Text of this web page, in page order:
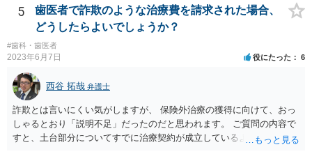
ながら実際には、妊娠・出産をしたら退職する慣行の事業者はありま
す。 しかし、このような慣行となっていること自体が、均等法９条１
項に違反します。 均等法違反は行政指導の対象となり、事業者が是正
勧告に従わない場合には企業名が公表される可能性もあります。 実際
に小さな医院で公表までいったケースがありますが、かなり稀なケー
スと言えます。 また、産休・育休を理由とした解雇は無効であり、損
害賠償請求の対象にもなります。 実際にどのようなアクションを取る
かは、職場での人間関係など気になる点があると思いますが、弁護士
か労基署へ一度ご相談いただくと安心だと思います。 均等法 （婚姻、
妊娠、出産等を理由とする不利益取扱いの禁止等） 第九条 事業主
は、女性労働者が婚姻し、妊娠し、又は出産したことを退職理由とし
5
歯医者で詐欺のような治療費を請求された場合、
どうしたらよいでしょうか？
#歯科・歯医者
2023年6月7日 役にたった 6
西谷 拓哉 弁護士
詐欺とは言いにくい気がしますが、 保険外治療の獲得に向けて、おっ
しゃるとおり「説明不足」だったのだと思われます。 ご質問の内容で
すと、土台部分についてすでに治療契約が成立しているように思われ